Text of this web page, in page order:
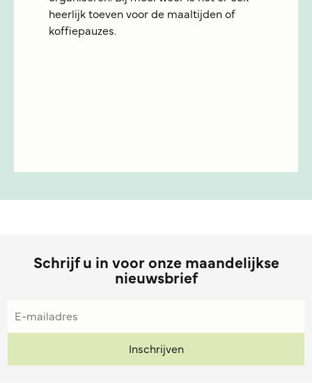
heerlijk toeven voor de maaltijden of
koffiepauzes.
Schrijf u in voor onze maandelijkse
nieuwsbrief